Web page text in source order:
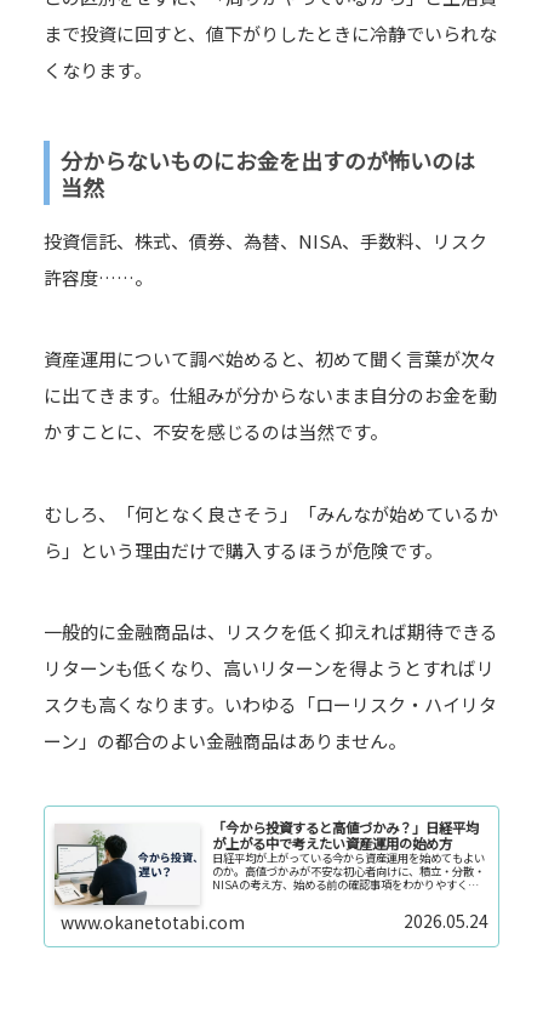
まで投資に回すと、値下がりしたときに冷静でいられな
くなります。
分からないものにお金を出すのが怖いのは
当然
投資信託、株式、債券、為替、NISA、手数料、リスク
許容度……。
資産運用について調べ始めると、初めて聞く言葉が次々
に出てきます。仕組みが分からないまま自分のお金を動
かすことに、不安を感じるのは当然です。
むしろ、「何となく良さそう」「みんなが始めているか
ら」という理由だけで購入するほうが危険です。
一般的に金融商品は、リスクを低く抑えれば期待できる
リターンも低くなり、高いリターンを得ようとすればリ
スクも高くなります。いわゆる「ローリスク・ハイリタ
ーン」の都合のよい金融商品はありません。
「今から投資すると高値づかみ？」日経平均
が上がる中で考えたい資産運用の始め方
日経平均が上がっている今から資産運用を始めてもよい
のか。高値づかみが不安な初心者向けに、積立・分散・
NISAの考え方、始める前の確認事項をわかりやすく解
www.okanetotabi.com 2026.05.24